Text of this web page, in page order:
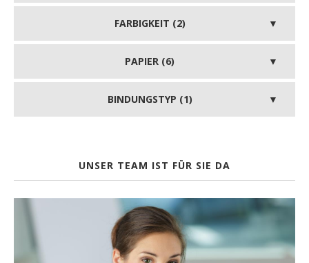
FARBIGKEIT (2)
PAPIER (6)
BINDUNGSTYP (1)
UNSER TEAM IST FÜR SIE DA